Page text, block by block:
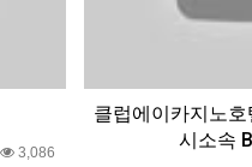
3,086
클럽에이카지노
시소속